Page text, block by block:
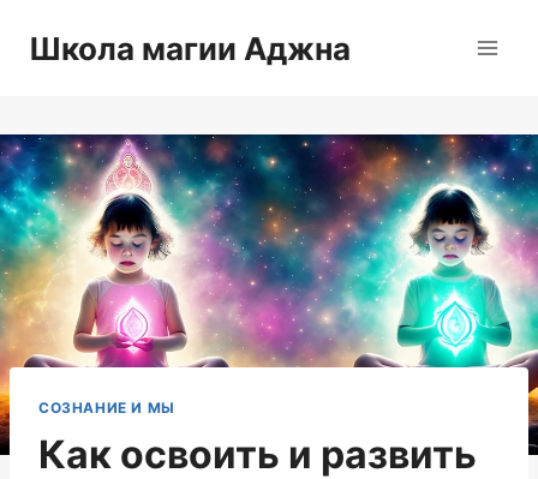
Школа магии Аджна
СОЗНАНИЕ И МЫ
Как освоить и развить